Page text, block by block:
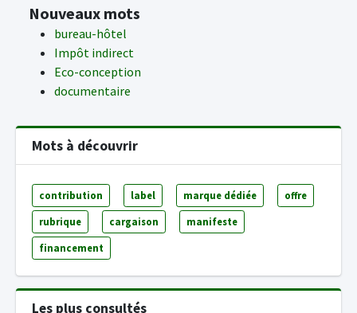
Nouveaux mots
bureau-hôtel
Impôt indirect
Eco-conception
documentaire
Mots à découvrir
contribution label marque dédiée offre
rubrique cargaison manifeste
financement
Les plus consultés